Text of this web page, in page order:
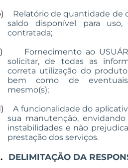
Relatório de quantidade de
saldo disponível para uso,
contratada;
Fornecimento ao
solicitar, de todas as
correta utilização do
bem como de eventuais
mesmo(s);
A funcionalidade do
sua manutenção,
instabilidades e não
prestação dos serviços.
DELIMITAÇÃO DA